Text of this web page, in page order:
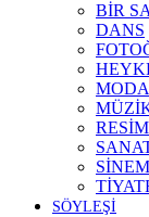
BİR
DANS
RESİM
SÖYLEŞİ